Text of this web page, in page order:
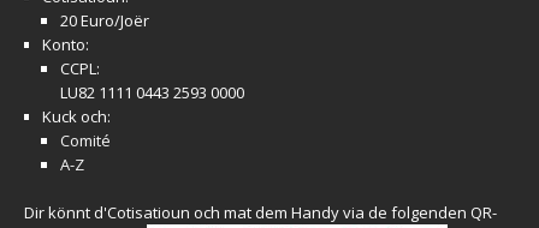
20 Euro/Joër
Konto:
CCPL:
LU82 1111 0443 2593 0000
Kuck och:
Comité
A-Z
Dir könnt d'Cotisatioun och mat dem Handy via de folgenden QR-